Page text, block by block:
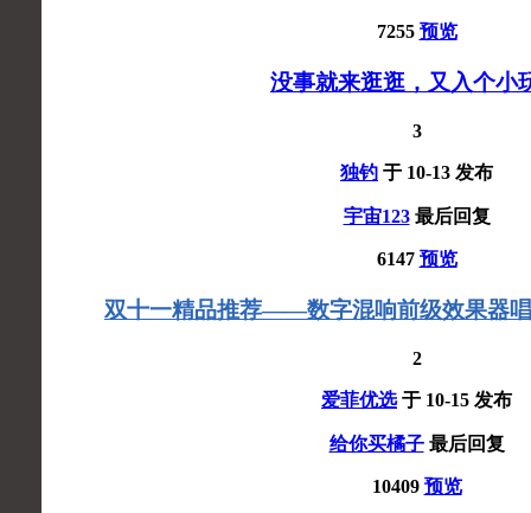
7255 预览
没事就来逛逛，又入个小
3
独钓 于 10-13 发布
宇宙123最后回复
6147 预览
双十一精品推荐——数字混响前级效果器
2
爱菲优选于 10-15 发布
给你买橘子最后回复
10409 预览